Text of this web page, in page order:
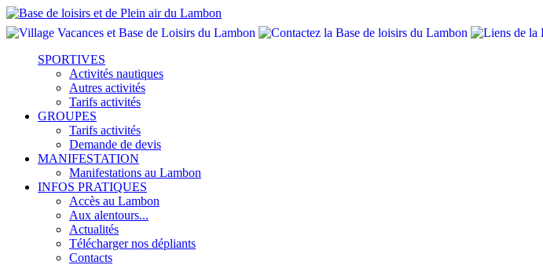
SPORTIVES
Activités nautiques
Autres activités
Tarifs activités
GROUPES
Tarifs activités
Demande de devis
MANIFESTATION
Manifestations au Lambon
INFOS PRATIQUES
Accès au Lambon
Aux alentours...
Actualités
Télécharger nos dépliants
Contacts